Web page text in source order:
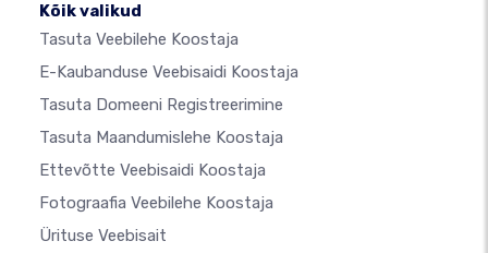
Kõik valikud
Tasuta Veebilehe Koostaja
E-Kaubanduse Veebisaidi Koostaja
Tasuta Domeeni Registreerimine
Tasuta Maandumislehe Koostaja
Ettevõtte Veebisaidi Koostaja
Fotograafia Veebilehe Koostaja
Ürituse Veebisait